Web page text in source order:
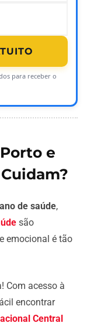
para receber o
e
de saúde,
são
emocional é tão
Com acesso à
encontrar
Central